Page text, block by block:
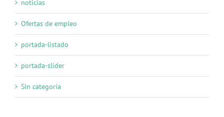
noticias
Ofertas de empleo
portada-listado
portada-slider
Sin categoría